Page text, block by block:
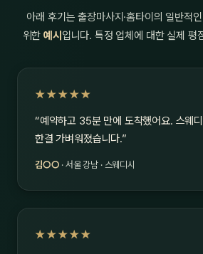
아래 후기는 출장마사지·홈타이의 일반적
위한예시 입니다. 특정 업체에 대한 실제 평
★★★★★
“예약하고 35분 만에 도착했어요. 스웨
한결 가벼워졌습니다.”
김○○ · 서울 강남 · 스웨디시
★★★★★